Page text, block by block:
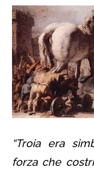
“Troia era
forza che